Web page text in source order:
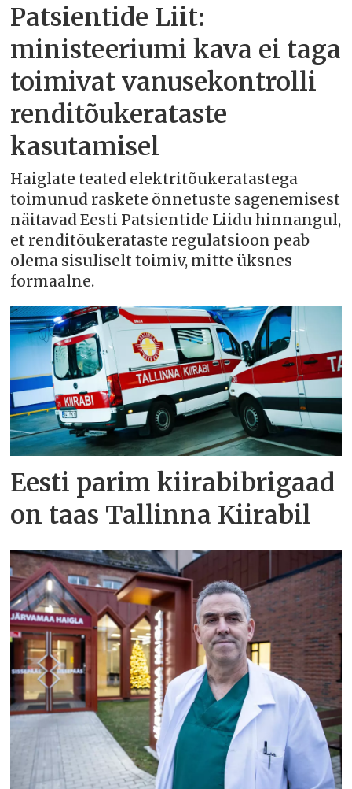
Patsientide Liit:
ministeeriumi kava ei taga
toimivat vanusekontrolli
renditõukerataste
kasutamisel
Haiglate teated elektritõukeratastega
toimunud raskete õnnetuste sagenemisest
näitavad Eesti Patsientide Liidu hinnangul,
et renditõukerataste regulatsioon peab
olema sisuliselt toimiv, mitte üksnes
formaalne.
Eesti parim kiirabibrigaad
on taas Tallinna Kiirabil